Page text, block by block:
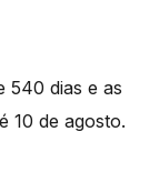
540 dias e as
10 de agosto.